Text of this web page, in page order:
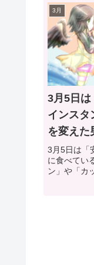
3月
3月5日は
インスタ
を変えた
い今日は
3月5日は「
に食べてい
ン」や「カ
ツを辿る
戦にたど